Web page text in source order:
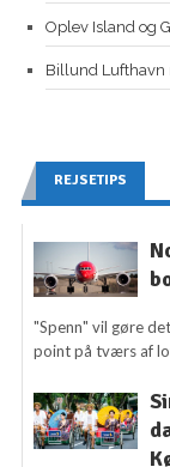
Oplev Island og
Billund Lufthavn
REJSETIPS
"Spenn" vil gøre
point på tværs af